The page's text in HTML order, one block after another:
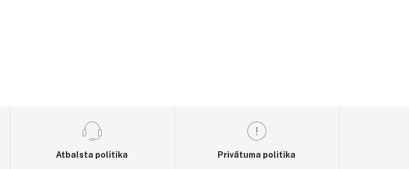
Atbalsta politika Privātuma politika